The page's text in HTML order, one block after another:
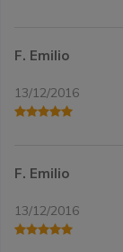
F. Emilio
13/12/2016
F. Emilio
13/12/2016